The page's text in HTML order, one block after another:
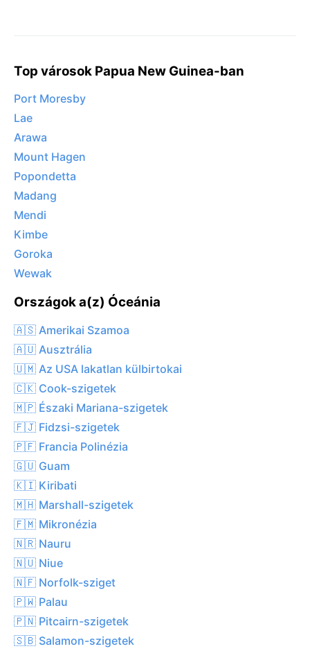
Top városok Papua New Guinea-ban
Port Moresby
Lae
Arawa
Mount Hagen
Popondetta
Madang
Mendi
Kimbe
Goroka
Wewak
Országok a(z) Óceánia
🇦🇸 Amerikai Szamoa
🇦🇺 Ausztrália
🇺🇲 Az USA lakatlan külbirtokai
🇨🇰 Cook-szigetek
🇲🇵 Északi Mariana-szigetek
🇫🇯 Fidzsi-szigetek
🇵🇫 Francia Polinézia
🇬🇺 Guam
🇰🇮 Kiribati
🇲🇭 Marshall-szigetek
🇫🇲 Mikronézia
🇳🇷 Nauru
🇳🇺 Niue
🇳🇫 Norfolk-sziget
🇵🇼 Palau
🇵🇳 Pitcairn-szigetek
🇸🇧 Salamon-szigetek